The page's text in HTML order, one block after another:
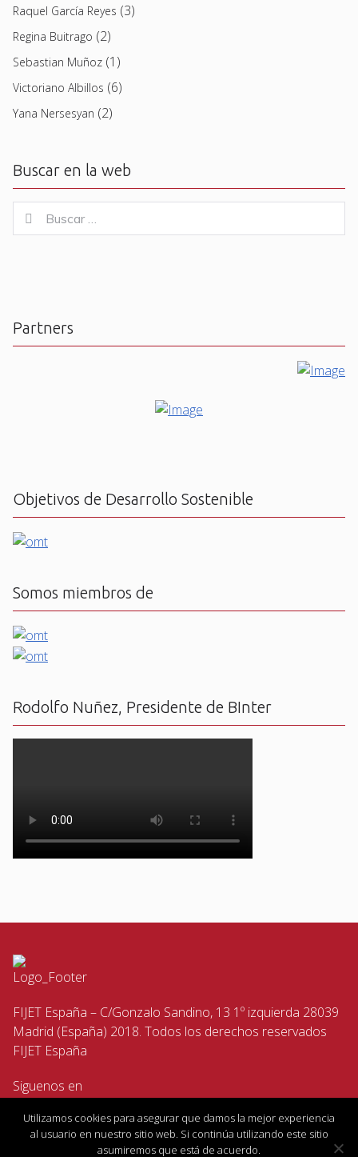
Raquel García Reyes (3)
Regina Buitrago (2)
Sebastian Muñoz (1)
Victoriano Albillos (6)
Yana Nersesyan (2)
Buscar en la web
for:
Buscar
Partners
Objetivos de Desarrollo Sostenible
Somos miembros de
Rodolfo Nuñez, Presidente de BInter
FIJET España – C/Gonzalo Sandino, 13 1º izquierda 28039
Madrid (España) 2018. Todos los derechos reservados
FIJET España
Siguenos en
Utilizamos cookies para asegurar que damos la mejor experiencia
al usuario en nuestro sitio web. Si continúa utilizando este sitio
asumiremos que está de acuerdo.